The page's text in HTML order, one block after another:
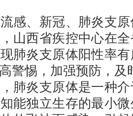
、新冠、肺炎支原
山西省疾控中心在
肺炎支原体阳性率
警惕，加强预防，及
炎支原体是一种介
能独立生存的最小